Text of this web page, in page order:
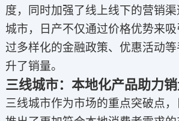
度，同时加强了线上线下的营销
城市，日产不仅通过价格优势来
过多样化的金融政策、优惠活动
升了销量。
三线城市：本地化产品助力
三线城市作为市场的重点突破点